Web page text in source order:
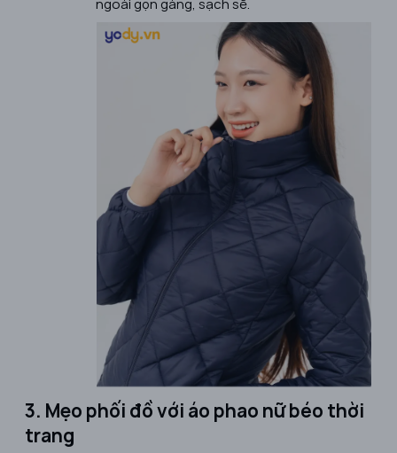
3. Mẹo phối đồ với áo phao nữ béo thời
trang